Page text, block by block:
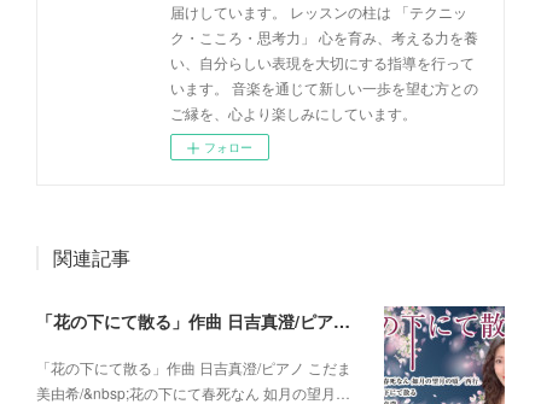
届けしています。 レッスンの柱は 「テクニッ
ク・こころ・思考力」 心を育み、考える力を養
い、自分らしい表現を大切にする指導を行って
います。 音楽を通じて新しい一歩を望む方との
ご縁を、心より楽しみにしています。
フォロー
関連記事
「花の下にて散る」作曲 日吉真澄/ピアノ こだま美由希/ 花の下にて春死なん 如月の望月の頃/西行
「花の下にて散る」作曲 日吉真澄/ピアノ こだま
美由希/&nbsp;花の下にて春死なん 如月の望月…